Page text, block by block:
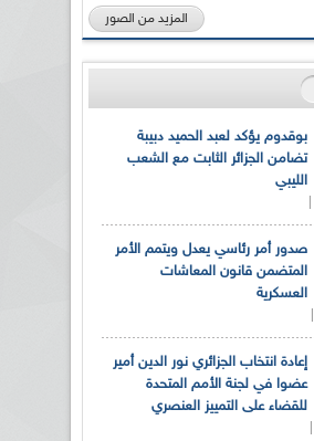
المزيد من الصور
بوقدوم يؤكد لعبد الحميد دبيبة
تضامن الجزائر الثابت مع الشعب
الليبي
صدور أمر رئاسي يعدل ويتمم الأمر
المتضمن قانون المعاشات
العسكرية
إعادة انتخاب الجزائري نور الدين أمير
عضوا في لجنة الأمم المتحدة
للقضاء على التمييز العنصري